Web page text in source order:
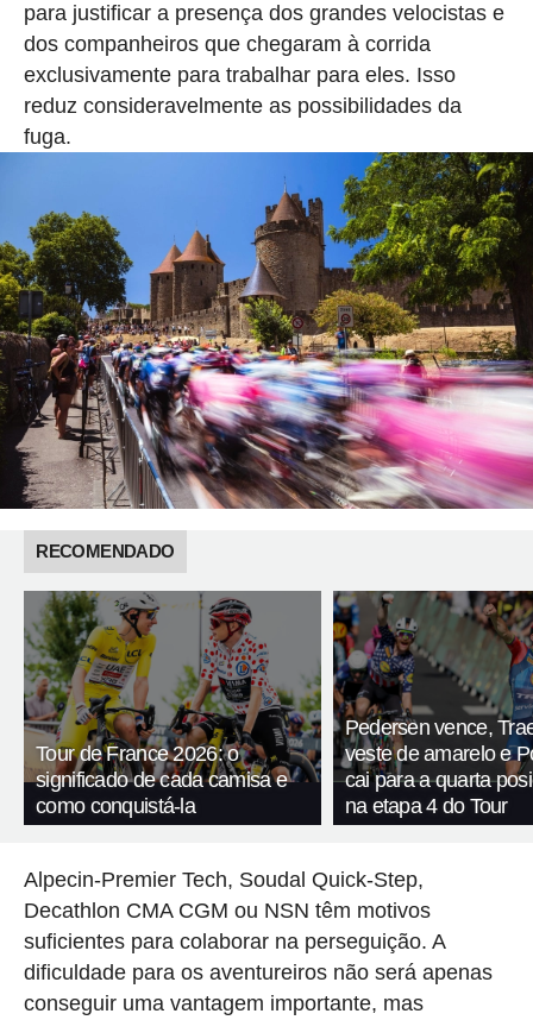
para justificar a presença dos grandes velocistas e
dos companheiros que chegaram à corrida
exclusivamente para trabalhar para eles. Isso
reduz consideravelmente as possibilidades da
fuga.
RECOMENDADO
Tour de France 2026: o
significado de cada camisa e
como conquistá-la
Pedersen vence,
veste de amarelo e
cai para a quarta
na etapa 4 do Tour
Alpecin-Premier Tech, Soudal Quick-Step,
Decathlon CMA CGM ou NSN têm motivos
suficientes para colaborar na perseguição. A
dificuldade para os aventureiros não será apenas
conseguir uma vantagem importante, mas